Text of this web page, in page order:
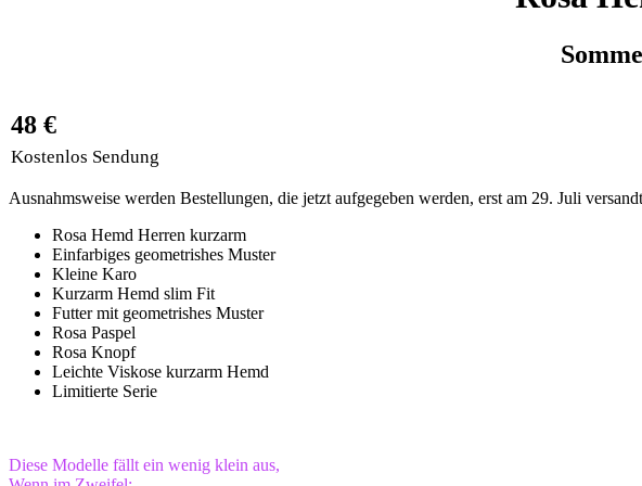
48 €
Kostenlos Sendung
Ausnahmsweise werden Bestellungen, die jetzt aufgegeben werden, erst am 29. Juli
Rosa Hemd Herren kurzarm
Einfarbiges geometrishes Muster
Kleine Karo
Kurzarm Hemd slim Fit
Futter mit geometrishes Muster
Rosa Paspel
Rosa Knopf
Leichte Viskose kurzarm Hemd
Limitierte Serie
Diese Modelle fällt ein wenig klein aus,